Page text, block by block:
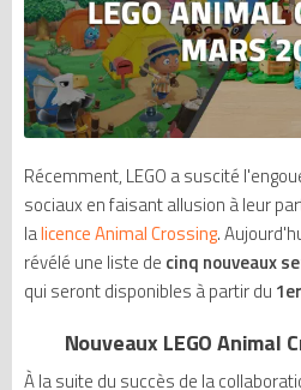
Récemment, LEGO a suscité
sociaux en faisant allusion à leur
lalicence Animal Crossing.
révélé une liste de cinq nouveaux
qui seront disponibles à partir du
Nouveaux LEGO Animal
À la suite du succès de la